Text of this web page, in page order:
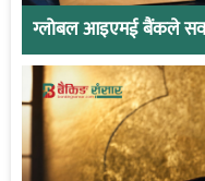
ग्लोबल आइएमई बैंकले